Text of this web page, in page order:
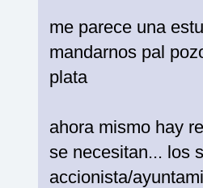
me parece una
mandarnos pal
plata
ahora mismo hay
se necesitan... los
accionista/